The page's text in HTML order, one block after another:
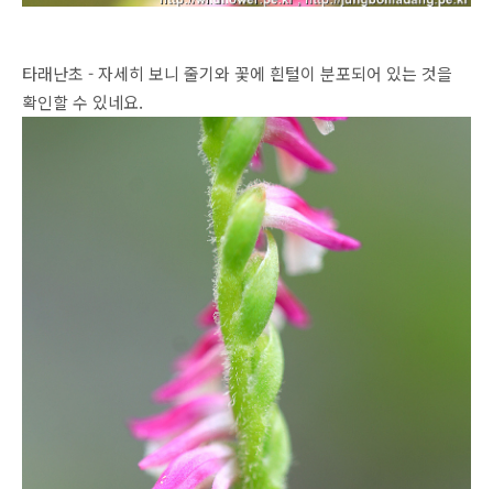
타래난초 - 자세히 보니 줄기와 꽃에 흰털이 분포되어 있는 것을
확인할 수 있네요.